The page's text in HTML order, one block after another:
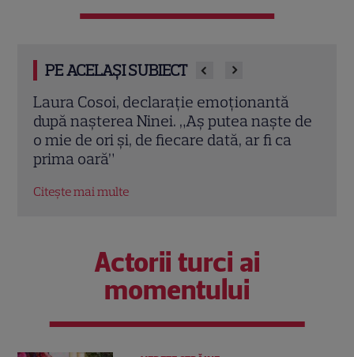
PE ACELAȘI SUBIECT
Jennifer Aniston și Courteney Cox,
vacanță de lux în Mallorca alături de
Pedro Pascal. Imagini spectaculoase
Actorii turci ai
momentului